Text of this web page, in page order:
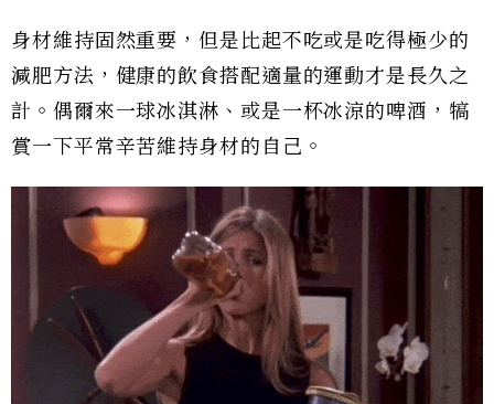
身材維持固然重要，但是比起不吃或是吃得極少的
減肥方法，健康的飲食搭配適量的運動才是長久之
計。偶爾來一球冰淇淋、或是一杯冰涼的啤酒，犒
賞一下平常辛苦維持身材的自己。